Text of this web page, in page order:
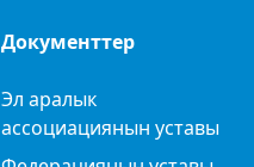
Документтер
Эл аралык
ассоциациянын уставы